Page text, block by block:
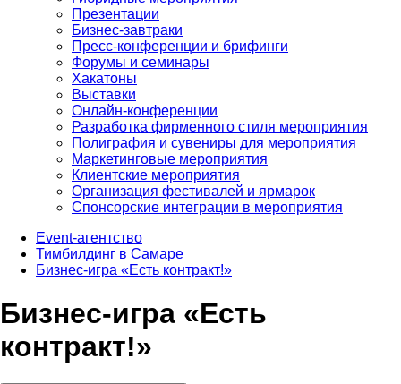
Презентации
Бизнес-завтраки
Пресс-конференции и брифинги
Форумы и семинары
Хакатоны
Выставки
Онлайн-конференции
Разработка фирменного стиля мероприятия
Полиграфия и сувениры для мероприятия
Маркетинговые мероприятия
Клиентские мероприятия
Организация фестивалей и ярмарок
Спонсорские интеграции в мероприятия
Event-агентство
Тимбилдинг в Самаре
Бизнес-игра «Есть контракт!»
Бизнес-игра «Есть
контракт!»